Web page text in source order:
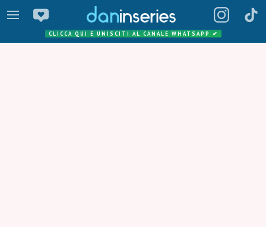
CLICCA QUI E UNISCITI AL CANALE WHATSAPP ✔